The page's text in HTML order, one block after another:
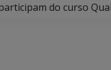
do curso